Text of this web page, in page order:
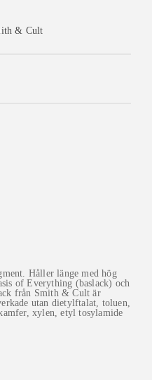
& Cult
Håller länge med hög
of Everything (baslack) och
från Smith & Cult är
utan dietylftalat, toluen,
xylen, etyl tosylamide